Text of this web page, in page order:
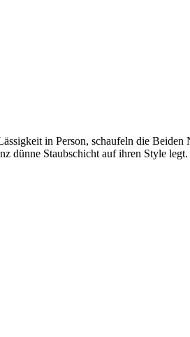
in Person, schaufeln die
dünne Staubschicht auf ihren Style